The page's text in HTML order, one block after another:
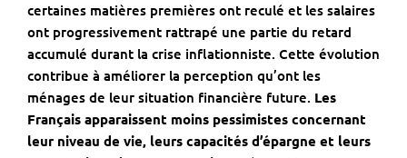
certaines matières premières ont reculé et les salaires
ont progressivement rattrapé une partie du retard
accumulé durant la crise inflationniste. Cette évolution
contribue à améliorer la perception qu’ont les
ménages de leur situation financière future. Les
Français apparaissent moins pessimistes concernant
leur niveau de vie, leurs capacités d’épargne et leurs